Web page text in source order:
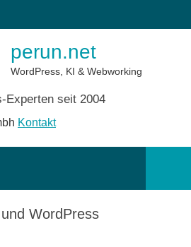
perun.net
WordPress, KI & Webworking
Experten seit 2004
Kontakt
WordPress